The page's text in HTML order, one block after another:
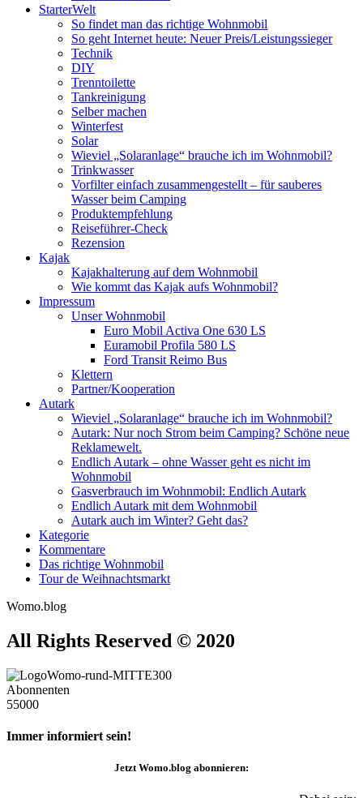
StarterWelt
So findet man das richtige Wohnmobil
So geht Internet heute: Neuer Preis/Leistungssieger
Technik
DIY
Trenntoilette
Tankreinigung
Selber machen
Winterfest
Solar
Wieviel „Solaranlage“ brauche ich im Wohnmobil?
Trinkwasser
Vorfilter einfach zusammengestellt – für sauberes
Wasser beim Camping
Produktempfehlung
Reiseführer-Check
Rezension
Kajak
Kajakhalterung auf dem Wohnmobil
Wie kommt das Kajak aufs Wohnmobil?
Impressum
Unser Wohnmobil
Euro Mobil Activa One 630 LS
Euramobil Profila 580 LS
Ford Transit Reimo Bus
Klettern
Partner/Kooperation
Autark
Wieviel „Solaranlage“ brauche ich im Wohnmobil?
Autark: Nur noch Strom beim Camping? Schöne neue
Reklamewelt.
Endlich Autark – ohne Wasser geht es nicht im
Wohnmobil
Gasverbrauch im Wohnmobil: Endlich Autark
Endlich Autark mit dem Wohnmobil
Autark auch im Winter? Geht das?
Kategorie
Kommentare
Das richtige Wohnmobil
Tour de Weihnachtsmarkt
Womo.blog
All Rights Reserved © 2020
Abonnenten
55000
Immer informiert sein!
JetztWomo.blog abonnieren: